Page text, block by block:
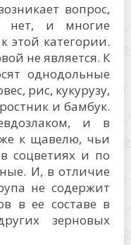
вопрос,
нет, и многие
этой категории.
не является. К
однодольные
рис, кукурузу,
и бамбук.
и в
к щавелю, чьи
соцветиях и по
И, в отличие
не содержит
в ее составе в
зерновых